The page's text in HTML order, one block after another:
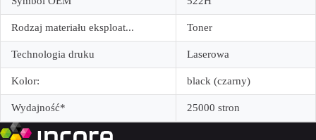
Rodzaj materiału eksploat... Toner
Technologia druku Laserowa
Kolor: black (czarny)
Wydajność* 25000 stron